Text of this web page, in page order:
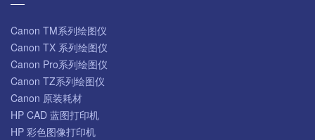
Canon TM系列绘图仪
Canon TX 系列绘图仪
Canon Pro系列绘图仪
Canon TZ系列绘图仪
Canon 原装耗材
HP CAD 蓝图打印机
HP 彩色图像打印机